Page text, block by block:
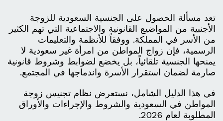
تعد مسألة الحصول على الجنسية السعودية للزوجة
الأجنبية من المواضيع القانونية والاجتماعية التي تهم الكثير
من الأسر في المملكة. ووفقاً للأنظمة والتعليمات
الرسمية، فإن زواج المواطن من امرأة غير سعودية لا
يمنحها الجنسية تلقائياً، بل يخضع لضوابط وشروط قانونية
صارمة لضمان استقرار الأسرة واندماجها في المجتمع.
في هذا الدليل الشامل، نستعرض نظام تجنيس زوجة
المواطن في السعودية والشروط والإجراءات والأوراق
المطلوبة لعام 2026.